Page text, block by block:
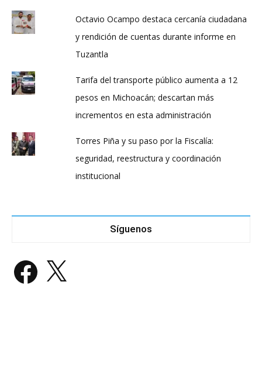
Octavio Ocampo destaca cercanía ciudadana
y rendición de cuentas durante informe en
Tuzantla
Tarifa del transporte público aumenta a 12
pesos en Michoacán; descartan más
incrementos en esta administración
Torres Piña y su paso por la Fiscalía:
seguridad, reestructura y coordinación
institucional
Síguenos
Facebook